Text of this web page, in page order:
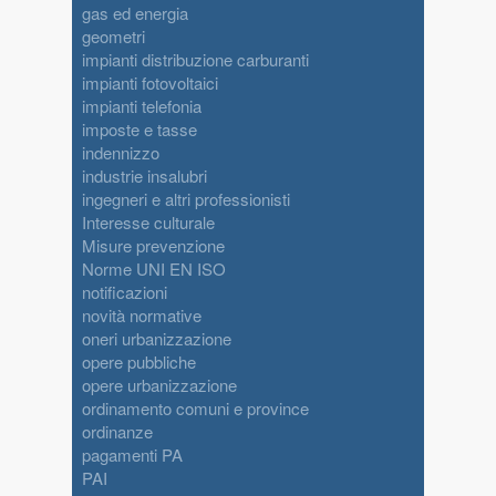
gas ed energia
geometri
impianti distribuzione carburanti
impianti fotovoltaici
impianti telefonia
imposte e tasse
indennizzo
industrie insalubri
ingegneri e altri professionisti
Interesse culturale
Misure prevenzione
Norme UNI EN ISO
notificazioni
novità normative
oneri urbanizzazione
opere pubbliche
opere urbanizzazione
ordinamento comuni e province
ordinanze
pagamenti PA
PAI